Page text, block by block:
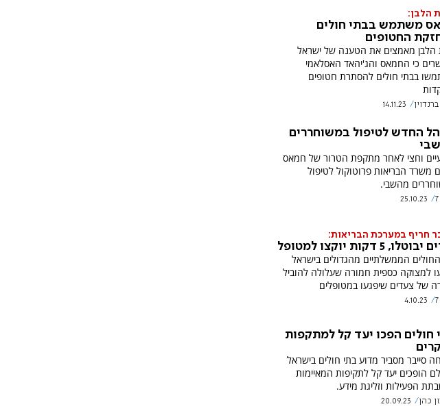
הלבן:
משתמש בבתי חולים
החטופים
הלבן מאמצים את הטענה של ישראל
כי החמאס והג'יהאד האסלאמי
בבתי חולים להסתרת חטופים
14.11.23
החדש לטיפול במשוחררים
וחצי לאחר מתקפת הטרור של חמאס
משרד הבריאות פרוטוקול לטיפול
מהשבי.
25.10.23
חריף במערכת הבריאות:
5 דקות יוקצו למטופל
הממשלתיים מהגדולים בישראל
למצוקה כספית חמורה שעלולה להוביל
של צעדים שיפגעו במטופלים
4.10.23
חולים הפכו יעד קל למתקפות
סייבר מסביר מדוע בתי חולים בישראל
הופכים יעד קל לתקיפות המאיימות
הפעילות וזליגת מידע.
כהן 20.09.23